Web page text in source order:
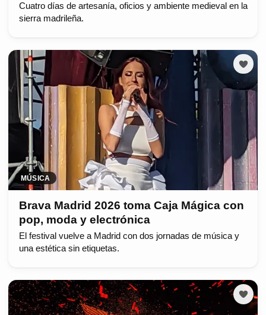
Cuatro días de artesanía, oficios y ambiente medieval en la
sierra madrileña.
MÚSICA
Brava Madrid 2026 toma Caja Mágica con
pop, moda y electrónica
El festival vuelve a Madrid con dos jornadas de música y
una estética sin etiquetas.